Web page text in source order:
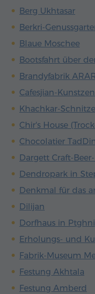
Berg Ukhtasar
Berkri-
Blaue Moschee
Bootsfahrt über
Brandyfabrik
Cafesjian-
Khachkar-
Chir's House
Chocolatier TadDin
Dargett Craft-
Dendropark in
Denkmal für das
Dilijan
Dorfhaus in Ptghni
Erholungs- und
Fabrik-Museum
Festung Akhtala
Festung Amberd